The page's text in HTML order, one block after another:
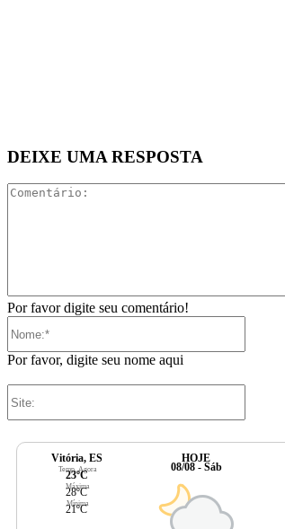
DEIXE UMA RESPOSTA
Por favor digite seu comentário!
Por favor, digite seu nome aqui
Vitória, ES
Temp. Agora
23ºC
Máxima
28ºC
Mínima
21ºC
HOJE
08/08 - Sáb